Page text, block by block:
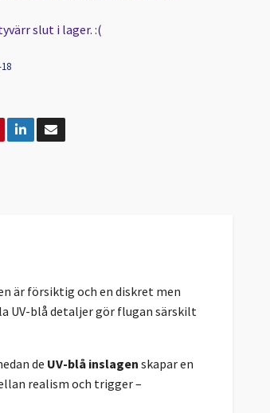
slut i lager. :(
är försiktig och en diskret men
UV-blå detaljer gör flugan särskilt
de UV-blå inslagen skapar en
realism och trigger –